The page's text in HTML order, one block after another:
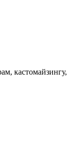
кастомайзингу,